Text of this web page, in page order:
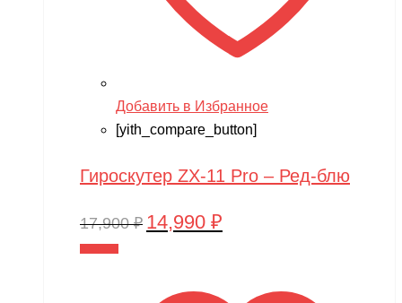
Добавить в Избранное
[yith_compare_button]
Гироскутер ZX-11 Pro – Ред-блю
17,900₽ Первоначальная
17,900 ₽.
14,990 ₽